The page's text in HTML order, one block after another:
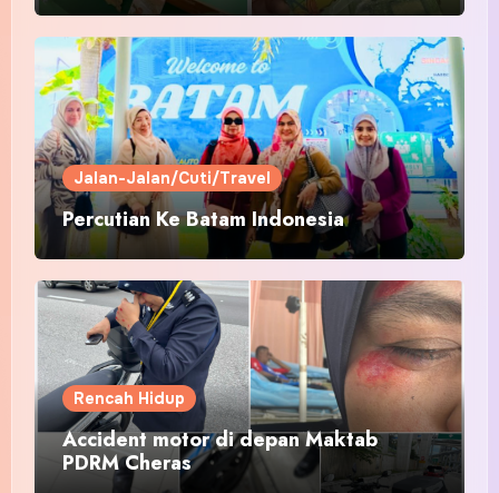
Jalan-Jalan/Cuti/Travel
Percutian Ke Batam Indonesia
Rencah Hidup
Accident motor di depan Maktab
PDRM Cheras